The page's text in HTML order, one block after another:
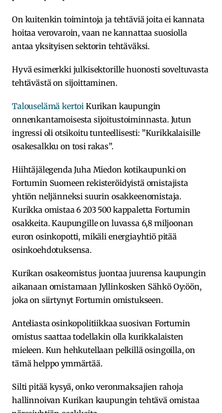
On kuitenkin toimintoja ja tehtäviä joita ei kannata
hoitaa verovaroin, vaan ne kannattaa suosiolla
antaa yksityisen sektorin tehtäväksi.
Hyvä esimerkki julkisektorille huonosti soveltuvasta
tehtävästä on sijoittaminen.
Talouselämä kertoi Kurikan kaupungin
onnenkantamoisesta sijoitustoiminnasta. Jutun
ingressi oli otsikoitu tunteellisesti: ”Kurikkalaisille
osakesalkku on tosi rakas”.
Hiihtäjälegenda Juha Miedon kotikaupunki on
Fortumin Suomeen rekisteröidyistä omistajista
yhtiön neljänneksi suurin osakkeenomistaja.
Kurikka omistaa 6 203 500 kappaletta Fortumin
osakkeita. Kaupungille on luvassa 6,8 miljoonan
euron osinkopotti, mikäli energiayhtiö pitää
osinkoehdotuksensa.
Kurikan osakeomistus juontaa juurensa kaupungin
aikanaan omistamaan Jyllinkosken Sähkö Oy:öön,
joka on siirtynyt Fortumin omistukseen.
Anteliasta osinkopolitiikkaa suosivan Fortumin
omistus saattaa todellakin olla kurikkalaisten
mieleen. Kun hehkutellaan pelkillä osingoilla, on
tämä helppo ymmärtää.
Silti pitää kysyä, onko veronmaksajien rahoja
hallinnoivan Kurikan kaupungin tehtävä omistaa